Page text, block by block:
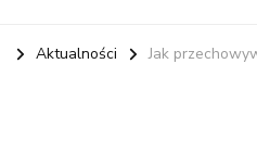
Aktualności Jak